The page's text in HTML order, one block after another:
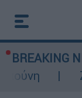
BREAKING